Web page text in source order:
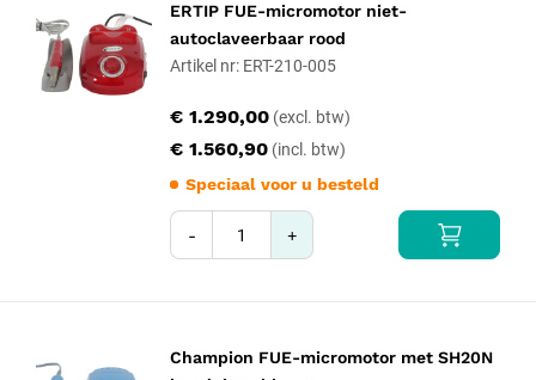
ERTIP FUE-micromotor niet-
autoclaveerbaar rood
Artikel nr: ERT-210-005
€ 1.560,90
€ 1.290,00
Speciaal voor u besteld
- +
Champion FUE-micromotor met SH20N